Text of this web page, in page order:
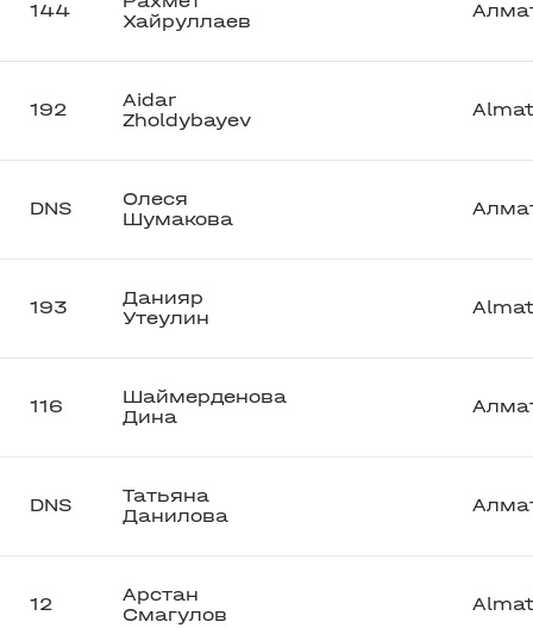
144
Хайруллаев
192
Aidar
Zholdybayev
DNS
Олеся
Шумакова
193
Данияр
Утеулин
116
Шаймерденова
Дина
DNS
Татьяна
Данилова
12
Арстан
Смагулов